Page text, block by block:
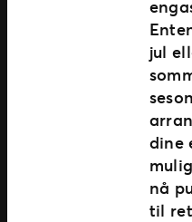
jul
dine
nå
til